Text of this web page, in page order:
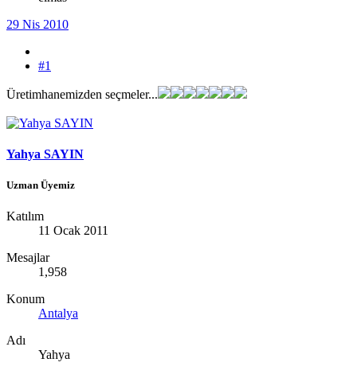
29 Nis 2010
#1
Üretimhanemizden seçmeler...
Yahya SAYIN
Uzman Üyemiz
Katılım
11 Ocak 2011
Mesajlar
1,958
Konum
Antalya
Adı
Yahya